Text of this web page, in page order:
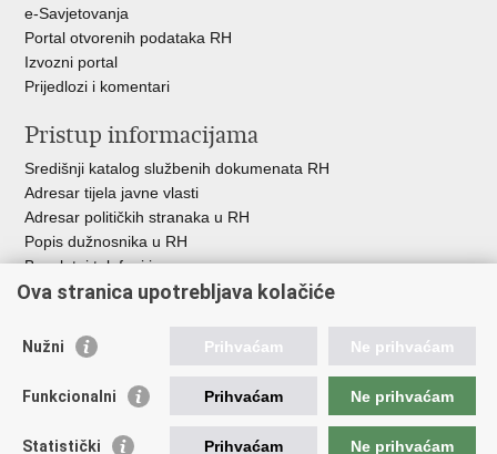
e-Savjetovanja
Portal otvorenih podataka RH
Izvozni portal
Prijedlozi i komentari
Pristup informacijama
Središnji katalog službenih dokumenata RH
Adresar tijela javne vlasti
Adresar političkih stranaka u RH
Popis dužnosnika u RH
Besplatni telefoni javne uprave
Pozivi za žurnu pomoć
Važne poveznice
Pučka pravobraniteljica
Pravobraniteljica za osobe s invaliditetom
Ova stranica upotrebljava kolačiće
Nužni Prihvaćam Ne prihvaćam
Funkcionalni Prihvaćam Ne prihvaćam
Statistički Prihvaćam Ne prihvaćam